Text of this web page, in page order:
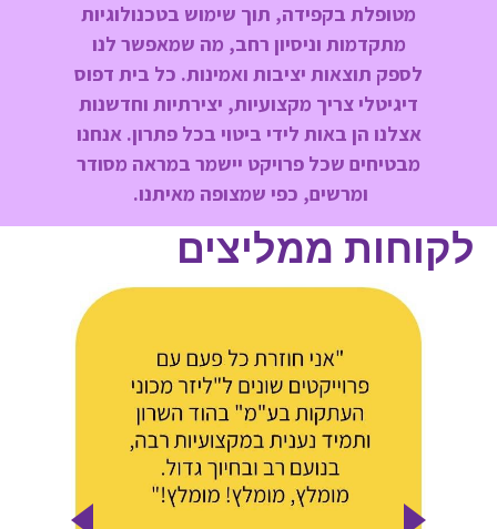
מטופלת בקפידה, תוך שימוש בטכנולוגיות
מתקדמות וניסיון רחב, מה שמאפשר לנו
לספק תוצאות יציבות ואמינות. כל בית דפוס
דיגיטלי צריך מקצועיות, יצירתיות וחדשנות
אצלנו הן באות לידי ביטוי בכל פתרון. אנחנו
מבטיחים שכל פרויקט יישמר במראה מסודר
ומרשים, כפי שמצופה מאיתנו.
לקוחות ממליצים